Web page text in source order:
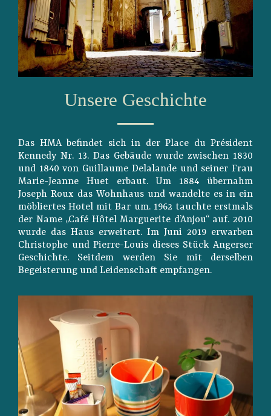
Unsere Geschichte
Das HMA befindet sich in der Place du Président
Kennedy Nr. 13. Das Gebäude wurde zwischen 1830
und 1840 von Guillaume Delalande und seiner Frau
Marie-Jeanne Huet erbaut. Um 1884 übernahm
Joseph Roux das Wohnhaus und wandelte es in ein
möbliertes Hotel mit Bar um. 1962 tauchte erstmals
der Name „Café Hôtel Marguerite d’Anjou“ auf. 2010
wurde das Haus erweitert. Im Juni 2019 erwarben
Christophe und Pierre-Louis dieses Stück Angerser
Geschichte. Seitdem werden Sie mit derselben
Begeisterung und Leidenschaft empfangen.